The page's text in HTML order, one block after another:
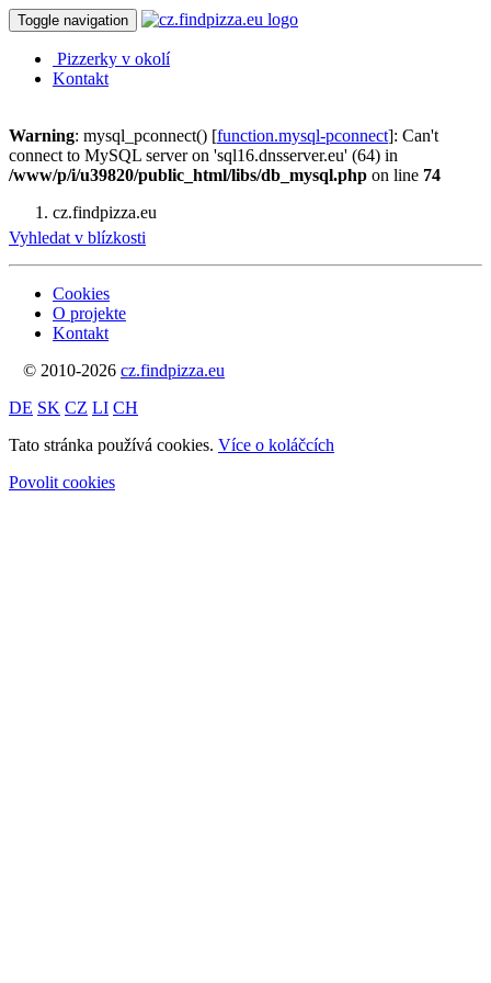
Toggle navigation
Pizzerky v okolí
Kontakt
Warning: mysql_pconnect() [function.mysql-pconnect]: Can't
connect to MySQL server on 'sql16.dnsserver.eu' (64) in
/www/p/i/u39820/public_html/libs/db_mysql.php on line 74
cz.findpizza.eu
Vyhledat v blízkosti
Cookies
O projekte
Kontakt
© 2010-2026 cz.findpizza.eu
DE SK CZ LI CH
Tato stránka používá cookies. Více o koláčcích
Povolit cookies